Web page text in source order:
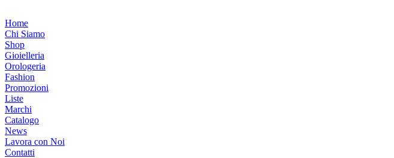
Home
Chi Siamo
Shop
Gioielleria
Orologeria
Fashion
Promozioni
Liste
Marchi
Catalogo
News
Lavora con Noi
Contatti